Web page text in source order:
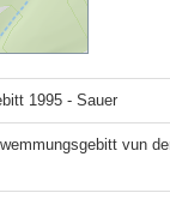
1995 - Sauer
vun